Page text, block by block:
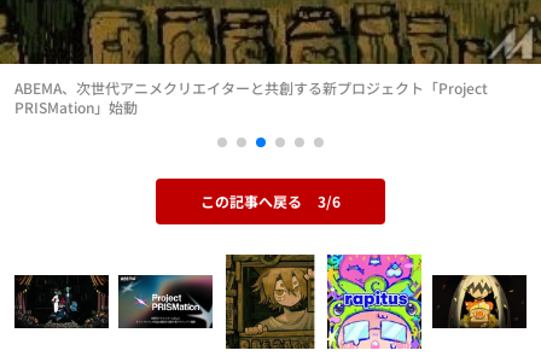
ABEMA、次世代アニメクリエイターと共創する新プロジェクト「Project
PRISMation」始動
この記事へ戻る 3/6